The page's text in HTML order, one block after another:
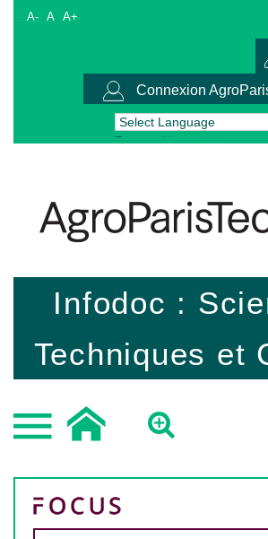
A- A A+
Connexion
Powered by
Infodoc :
Techniques et